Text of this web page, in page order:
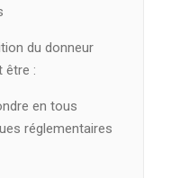
du donneur
être :
en tous
réglementaires